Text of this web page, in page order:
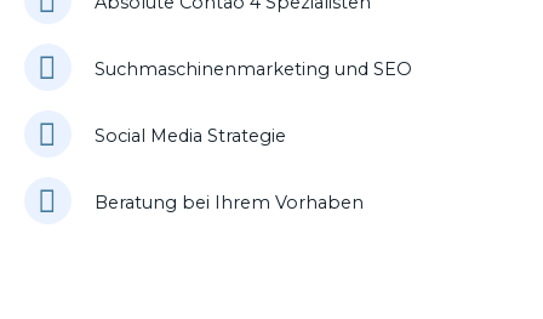
Suchmaschinenmarketing und SEO
Social Media Strategie
Beratung bei Ihrem Vorhaben